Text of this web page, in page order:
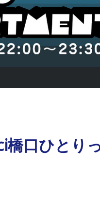
口ひとり